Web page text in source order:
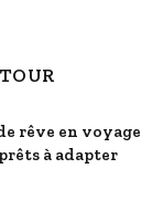
rêve en voyage
à adapter